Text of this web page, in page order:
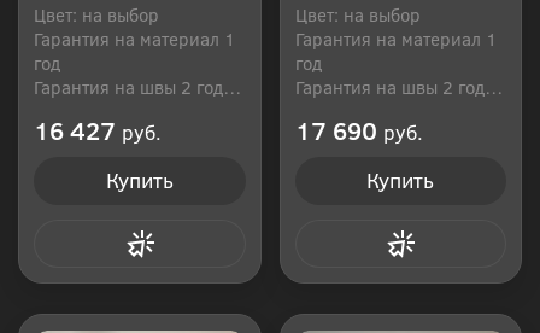
Цвет: на выбор
Гарантия на материал 1
год
Гарантия на швы 2 года
16 427 руб.
Купить
Цвет: на выбор
Гарантия на материал 1
год
Гарантия на швы 2 года
17 690 руб.
Купить